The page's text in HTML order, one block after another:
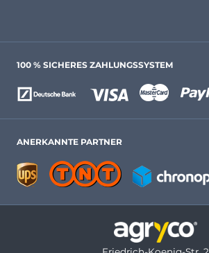
100 % SICHERES ZAHLUNGSSYSTEM
ANERKANNTE PARTNER